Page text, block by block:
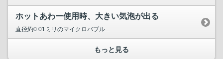
ホットあわー使用時、大きい気泡が出る
直径約0.01ミリのマイクロバブル...
もっと見る